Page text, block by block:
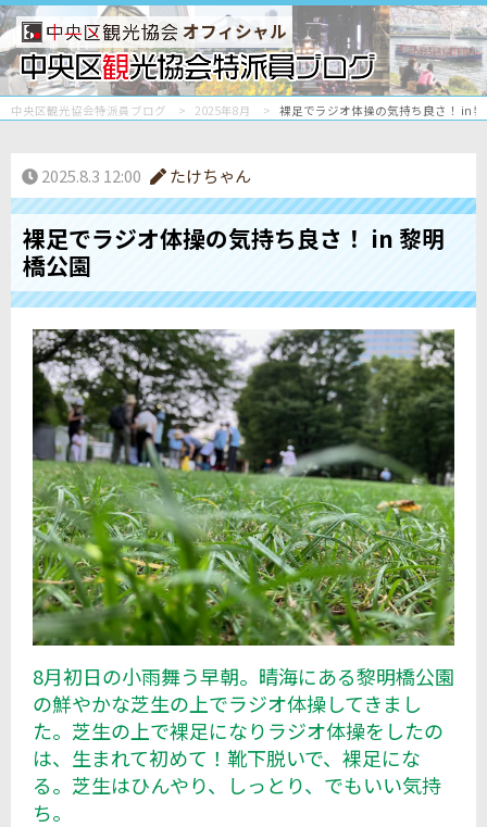
オフィシャル
中央区観光協会特派員ブログ 2025年8月 裸足でラジオ体操の気持ち良さ！ in
2025.8.3 12:00 たけちゃん
裸足でラジオ体操の気持ち良さ！ in 黎明
橋公園
8月初日の小雨舞う早朝。晴海にある黎明橋公園
の鮮やかな芝生の上でラジオ体操してきまし
た。芝生の上で裸足になりラジオ体操をしたの
は、生まれて初めて！靴下脱いで、裸足にな
る。芝生はひんやり、しっとり、でもいい気持
ち。